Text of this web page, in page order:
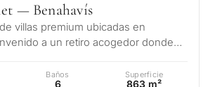
— Benahavís
villas premium ubicadas en
a un retiro acogedor donde
Baños
6
Superficie
863 m²